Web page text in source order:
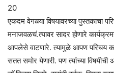
20
एकदम वेगळ्या विषयावरच्या पुस्तकाचा
मनाजवळचं.त्यावर सादर होणारे
आपलेसे वाटणारे. त्यामुळे आपण परिचय
सतत समोर येणारी. पण त्यांच्या विषयीची